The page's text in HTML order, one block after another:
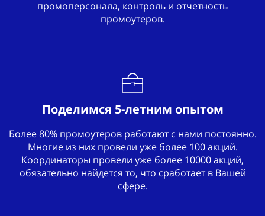
промоперсонала, контроль и отчетность
промоутеров.
Поделимся 5-летним опытом
Более 80% промоутеров работают с нами постоянно.
Многие из них провели уже более 100 акций.
Координаторы провели уже более 10000 акций,
обязательно найдется то, что сработает в Вашей
сфере.